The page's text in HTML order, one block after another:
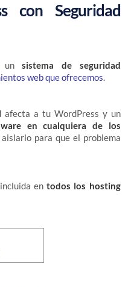
con Seguridad
unsistema de seguridad
web que ofrecemos.
afecta a tu WordPress y un
en cualquiera de los
para que el problema
entodos los hosting